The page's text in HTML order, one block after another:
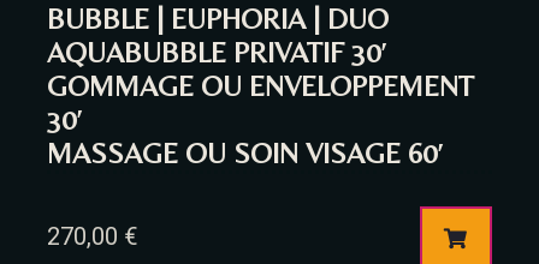
BUBBLE | EUPHORIA | DUO
AQUABUBBLE PRIVATIF 30′
GOMMAGE OU ENVELOPPEMENT
30′
MASSAGE OU SOIN VISAGE 60′
270,00 €